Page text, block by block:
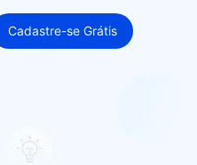
Cadastre-se Grátis